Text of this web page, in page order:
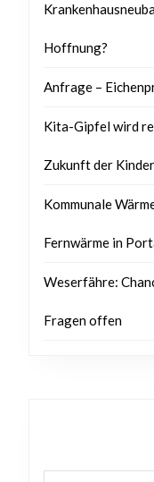
Hoffnung?
Anfrage –
Kita-Gipfel wird
Zukunft der
Kommunale
Fernwärme in
Weserfähre:
Fragen offen